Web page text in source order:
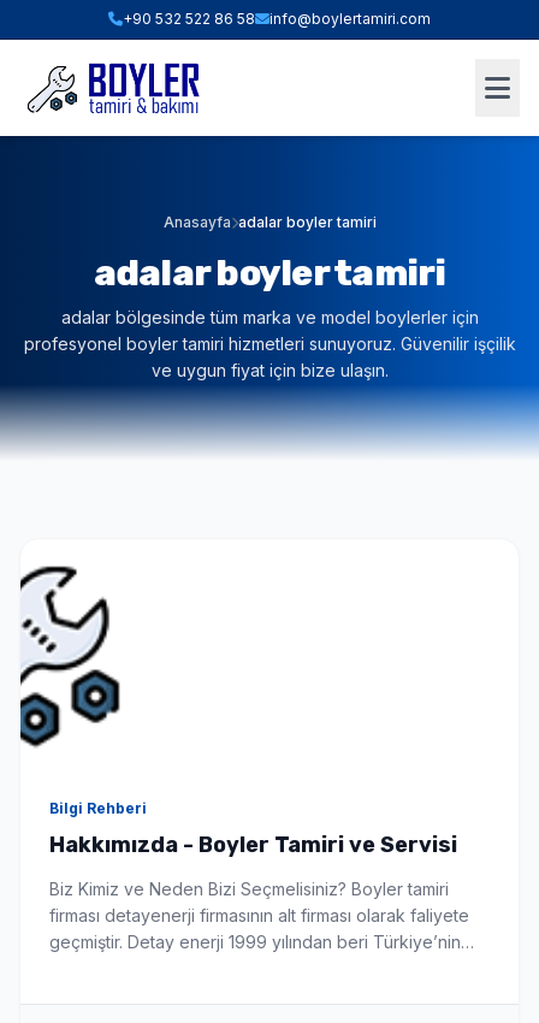
+90 532 522 86 58 info@boylertamiri.com
Anasayfa adalar boyler tamiri
adalar boyler tamiri
adalar bölgesinde tüm marka ve model boylerler için
profesyonel boyler tamiri hizmetleri sunuyoruz. Güvenilir işçilik
ve uygun fiyat için bize ulaşın.
Bilgi Rehberi
Hakkımızda - Boyler Tamiri ve Servisi
Biz Kimiz ve Neden Bizi Seçmelisiniz? Boyler tamiri
firması detayenerji firmasının alt firması olarak faliyete
geçmiştir. Detay enerji 1999 yılından beri Türkiye’nin
ANINDA FIYAT HESABI
Hızlı Teklif & Keşif Sihirbazı
2. BOYLER HACMI / TIPI
3. BULUNDUĞUNUZ İLÇE (İSTANBUL)